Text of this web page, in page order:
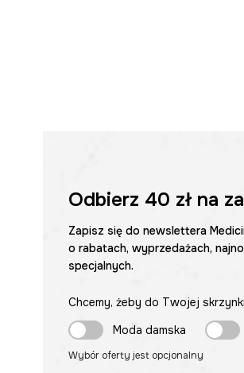
Odbierz 40 złna
Zapisz się do newslettera
o rabatach, wyprzedażach,
specjalnych.
Chcemy, żeby do Twojej
Moda damska
Wybór oferty jest opcjonalny